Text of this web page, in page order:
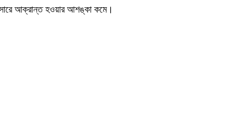
আক্রান্ত হওয়ার আশঙ্কা কমে।